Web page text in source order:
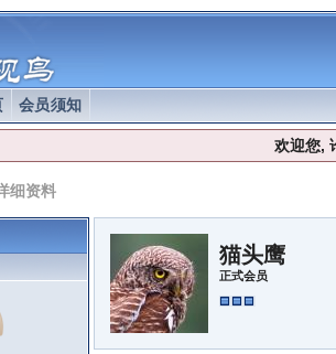
会员须知
欢迎您,
细资料
猫头鹰
正式会员